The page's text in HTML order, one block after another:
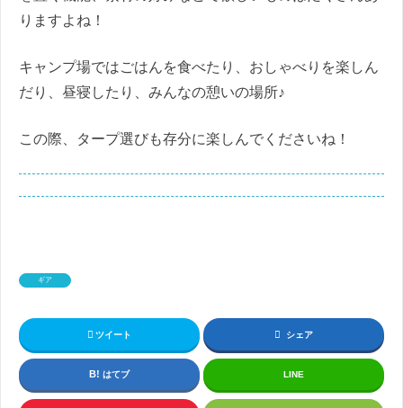
りますよね！
キャンプ場ではごはんを食べたり、おしゃべりを楽しん
だり、昼寝したり、みんなの憩いの場所♪
この際、タープ選びも存分に楽しんでくださいね！
ギア
ツイート シェア
はてブ LINE